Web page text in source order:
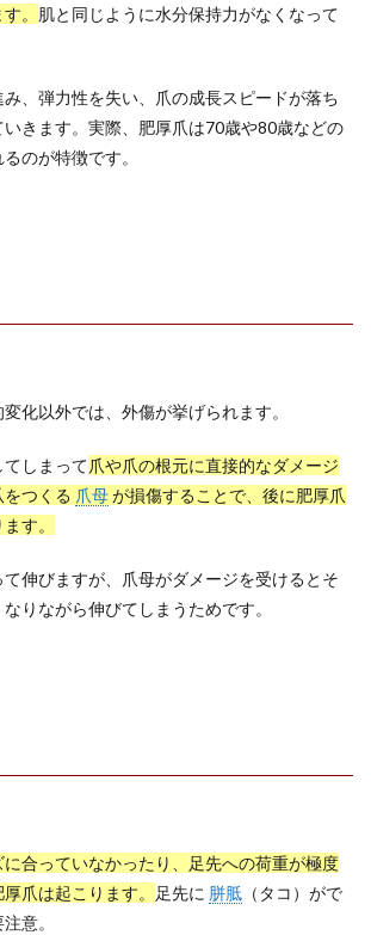
。 肌と同じように水分保持力がなくなって
、弾力性を失い、爪の成長スピードが落ち
きます。実際、肥厚爪は70歳や80歳などの
のが特徴です。
化以外では、外傷が挙げられます。
しまって爪や爪の根元に直接的なダメージ
つくる 爪母が損傷することで、後に肥厚爪
す。
伸びますが、爪母がダメージを受けるとそ
りながら伸びてしまうためです。
合っていなかったり、足先への荷重が極度
爪は起こります。
足先に 胼胝 （タコ）がで
意。